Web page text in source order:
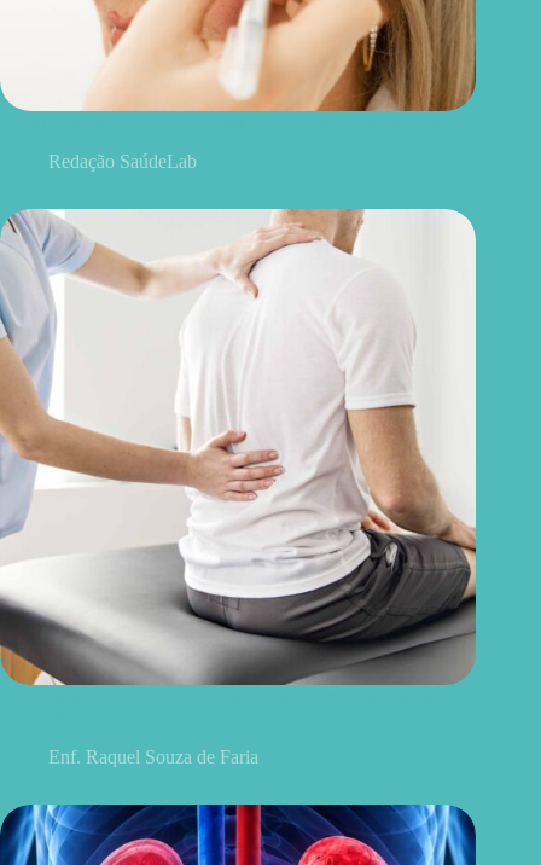
Redação SaúdeLab
Enf. Raquel Souza de Faria